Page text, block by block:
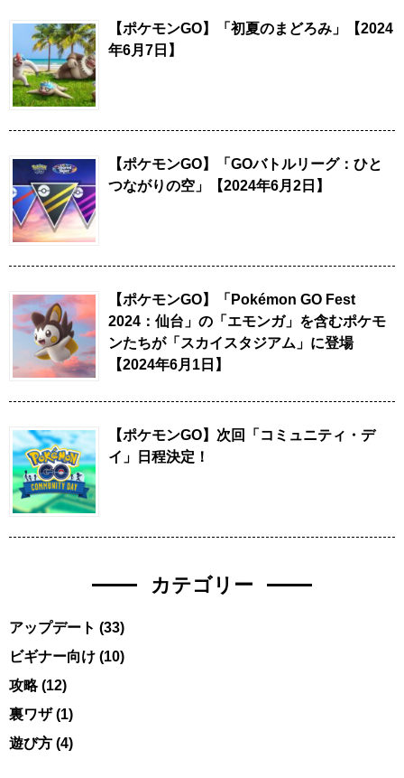
【ポケモンGO】「初夏のまどろみ」【2024
年6月7日】
【ポケモンGO】「GOバトルリーグ：ひと
つながりの空」【2024年6月2日】
【ポケモンGO】「Pokémon GO Fest
2024：仙台」の「エモンガ」を含むポケモ
ンたちが「スカイスタジアム」に登場
【2024年6月1日】
【ポケモンGO】次回「コミュニティ・デ
イ」日程決定！
カテゴリー
アップデート (33)
ビギナー向け (10)
攻略(12)
裏ワザ(1)
遊び方 (4)